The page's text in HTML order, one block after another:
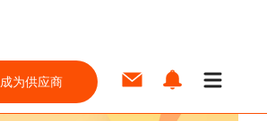
成为供应商